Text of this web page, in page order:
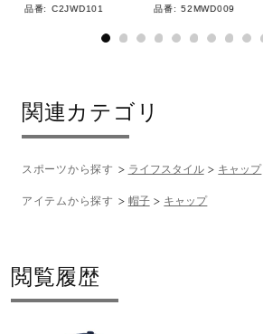
発売シーズン
2026年春夏
品番: C2JWD101 品番: 52MWD009
関連カテゴリ
スポーツから探す ライフスタイル キャップ
アイテムから探す 帽子 キャップ
閲覧履歴